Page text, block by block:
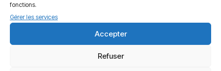
fonctions.
Gérer les services
Accepter
Refuser